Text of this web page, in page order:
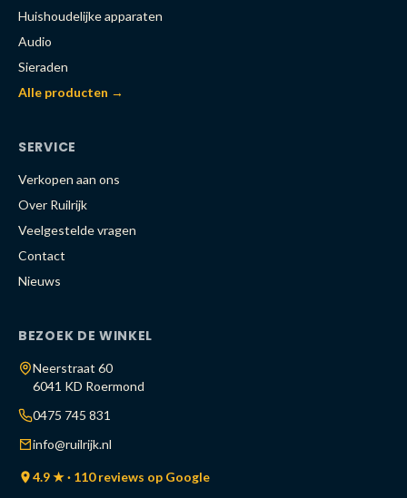
Huishoudelijke apparaten
Audio
Sieraden
Alle producten →
SERVICE
Verkopen aan ons
Over Ruilrijk
Veelgestelde vragen
Contact
Nieuws
BEZOEK DE WINKEL
Neerstraat 60
6041 KD Roermond
0475 745 831
info@ruilrijk.nl
4.9 ★ · 110 reviews op Google